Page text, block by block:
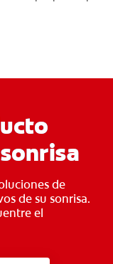
de
de su sonrisa.
el